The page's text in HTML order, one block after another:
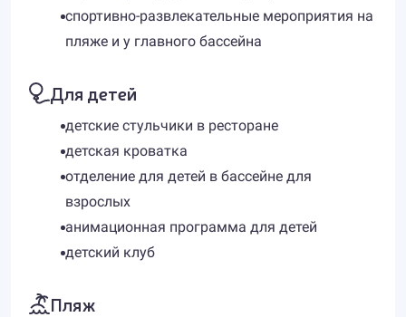
спортивно-развлекательные мероприятия на
пляже и у главного бассейна
Для детей
детские стульчики в ресторане
детская кроватка
отделение для детей в бассейне для
взрослых
анимационная программа для детей
детский клуб
Пляж